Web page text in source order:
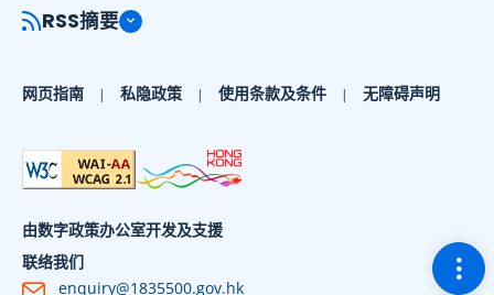
切
RSS摘要
网页指南 私隐政策 使用条款及条件 无障碍声明
由数字政策办公室开发及支援
联络我们
enquiry@1835500.gov.hk